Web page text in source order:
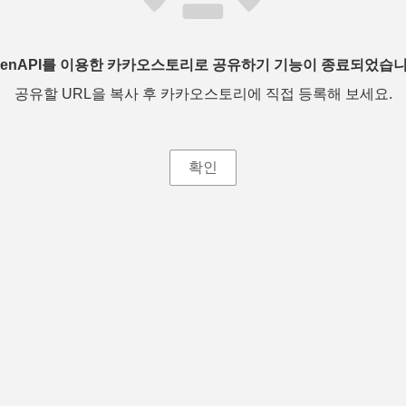
를 이용한 카카오스토리로 공유하기 기능이 종료되었습
공유할 URL을 복사 후 카카오스토리에 직접 등록해 보세요.
확인